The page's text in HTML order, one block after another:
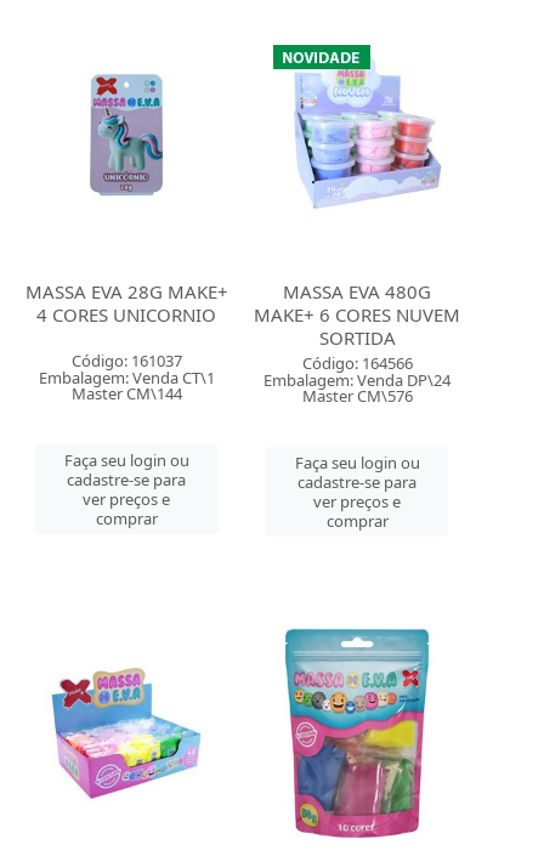
MASSA EVA 28G MAKE+
4 CORES UNICORNIO
Código: 161037
Embalagem: Venda CT\1
Master CM\144
Faça seu login ou
cadastre-se para
ver preços e
comprar
MASSA EVA 480G
MAKE+ 6 CORES NUVEM
SORTIDA
Código: 164566
Embalagem: Venda DP\24
Master CM\576
Faça seu login ou
cadastre-se para
ver preços e
comprar